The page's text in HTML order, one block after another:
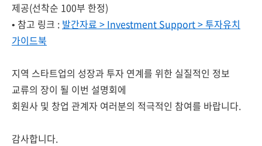
제공(선착순 100부 한정)
• 참고 링크 : 발간자료 > Investment Support > 투자유치
가이드북
지역 스타트업의 성장과 투자 연계를 위한 실질적인 정보
교류의 장이 될 이번 설명회에
회원사 및 창업 관계자 여러분의 적극적인 참여를 바랍니다.
감사합니다.